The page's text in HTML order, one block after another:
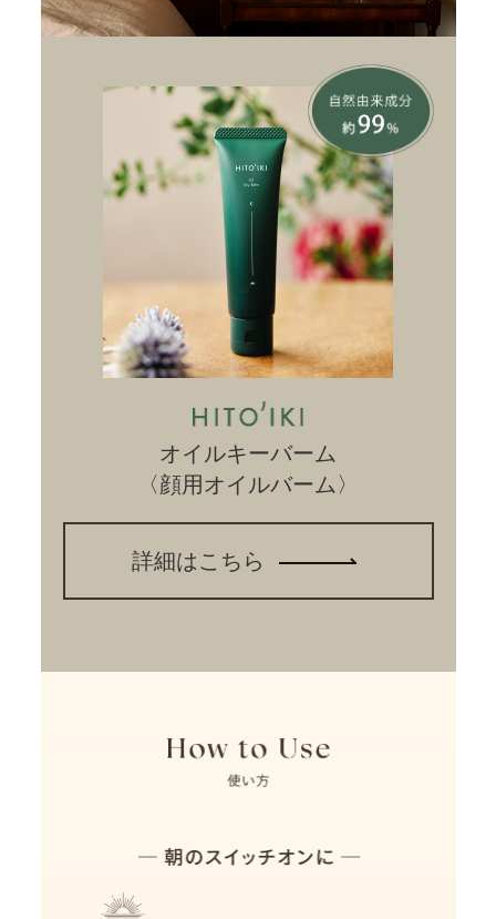
オイルキーバーム
〈顔用オイルバーム〉
詳細はこちら